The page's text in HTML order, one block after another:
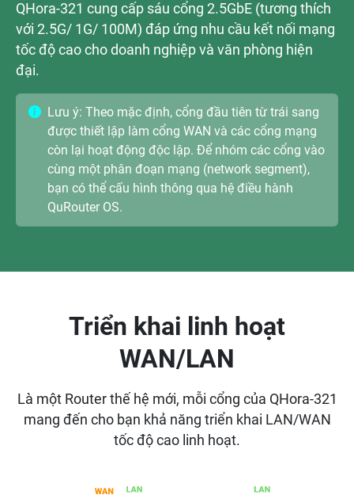
QHora-321 cung cấp sáu cổng 2.5GbE (tương thích
với 2.5G/ 1G/ 100M) đáp ứng nhu cầu kết nối mạng
tốc độ cao cho doanh nghiệp và văn phòng hiện
đại.
Lưu ý: Theo mặc định, cổng đầu tiên từ trái sang
được thiết lập làm cổng WAN và các cổng mạng
còn lại hoạt động độc lập. Để nhóm các cổng vào
cùng một phân đoạn mạng (network segment),
bạn có thể cấu hình thông qua hệ điều hành
QuRouter OS.
Triển khai linh hoạt
WAN/LAN
Là một Router thế hệ mới, mỗi cổng của QHora-321
mang đến cho bạn khả năng triển khai LAN/WAN
tốc độ cao linh hoạt.